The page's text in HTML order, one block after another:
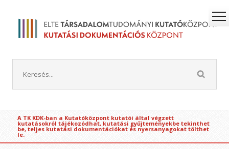
A TK KDK-ban a Kutatóközpont kutatói által végzett
kutatásokról tájékozódhat, kutatási gyűjteményekbe tekinthet
be, teljes kutatási dokumentációkat és nyersanyagokat tölthet
le.